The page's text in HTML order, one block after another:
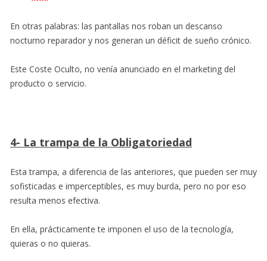
En otras palabras: las pantallas nos roban un descanso
nocturno reparador y nos generan un déficit de sueño crónico.
Este Coste Oculto, no venía anunciado en el marketing del
producto o servicio.
4- La trampa de la Obligatoriedad
Esta trampa, a diferencia de las anteriores, que pueden ser muy
sofisticadas e imperceptibles, es muy burda, pero no por eso
resulta menos efectiva.
En ella, prácticamente te imponen el uso de la tecnología,
quieras o no quieras.